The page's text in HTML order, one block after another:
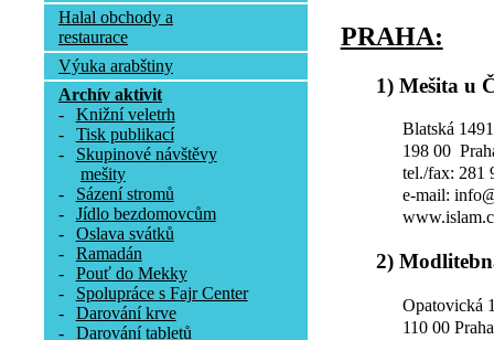
Halal obchody a
restaurace
Výuka arabštiny
Archív aktivit
-
Knižní veletrh
-
Tisk publikací
-
Skupinové návštěvy
mešity
-
Sázení stromů
-
Jídlo bezdomovcům
-
Oslava svátků
-
Ramadán
-
Pouť do Mekky
-
Spolupráce s Fajr Center
-
Darování krve
-
Darování tabletů
PRAHA:
1) Mešita u
Blatská 1491
198 00
tel./fax: 281
e-mail:
2)
Opatovická
110 00